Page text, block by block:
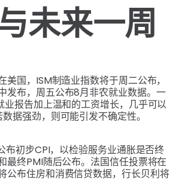
未来一周
美国，ISM制造业指数将于周二公布，
发布，周五公布8月非农就业数据。一
业报告加上温和的工资增长，几乎可以
据强劲，则可能引发不确定性。
布初步CPI，以检验服务业通胀是否终
最终PMI随后公布。法国信任投票将在
公布住房和消费信贷数据，行长贝利将